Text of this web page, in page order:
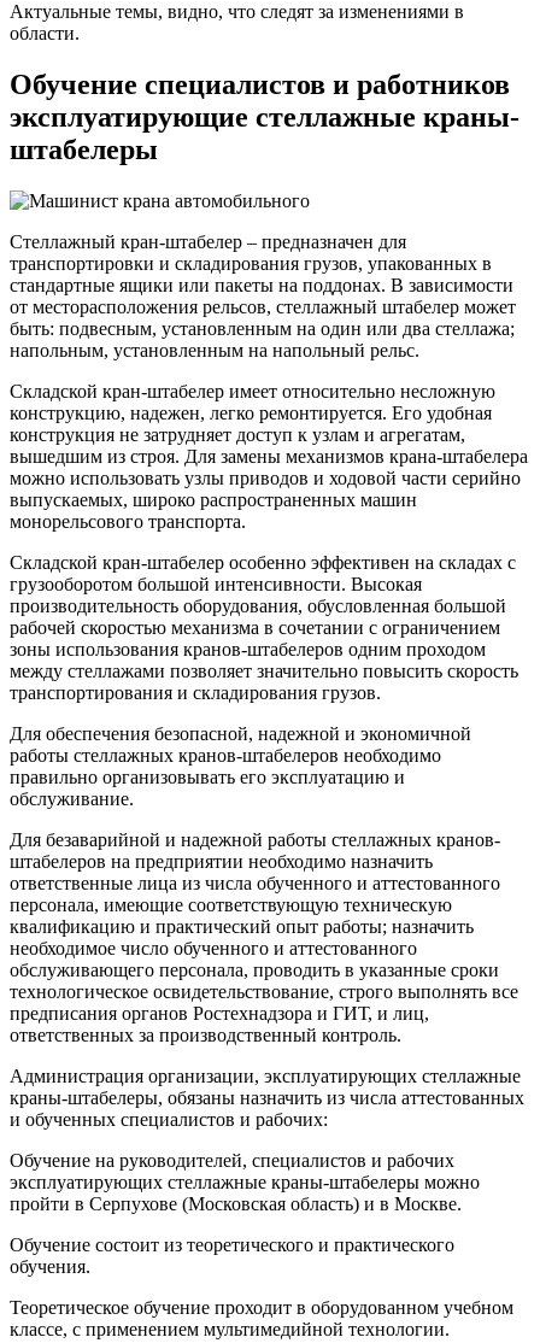
Актуальные темы, видно, что следят за изменениями в
области.
Обучение специалистов и работников
эксплуатирующие стеллажные краны-
штабелеры
Стеллажный кран-штабелер – предназначен для
транспортировки и складирования грузов, упакованных в
стандартные ящики или пакеты на поддонах. В зависимости
от месторасположения рельсов, стеллажный штабелер может
быть: подвесным, установленным на один или два стеллажа;
напольным, установленным на напольный рельс.
Складской кран-штабелер имеет относительно несложную
конструкцию, надежен, легко ремонтируется. Его удобная
конструкция не затрудняет доступ к узлам и агрегатам,
вышедшим из строя. Для замены механизмов крана-штабелера
можно использовать узлы приводов и ходовой части серийно
выпускаемых, широко распространенных машин
монорельсового транспорта.
Складской кран-штабелер особенно эффективен на складах с
грузооборотом большой интенсивности. Высокая
производительность оборудования, обусловленная большой
рабочей скоростью механизма в сочетании с ограничением
зоны использования кранов-штабелеров одним проходом
между стеллажами позволяет значительно повысить скорость
транспортирования и складирования грузов.
Для обеспечения безопасной, надежной и экономичной
работы стеллажных кранов-штабелеров необходимо
правильно организовывать его эксплуатацию и
обслуживание.
Для безаварийной и надежной работы стеллажных кранов-
штабелеров на предприятии необходимо назначить
ответственные лица из числа обученного и аттестованного
персонала, имеющие соответствующую техническую
квалификацию и практический опыт работы; назначить
необходимое число обученного и аттестованного
обслуживающего персонала, проводить в указанные сроки
технологическое освидетельствование, строго выполнять все
предписания органов Ростехнадзора и ГИТ, и лиц,
ответственных за производственный контроль.
Администрация организации, эксплуатирующих стеллажные
краны-штабелеры, обязаны назначить из числа аттестованных
и обученных специалистов и рабочих:
Обучение на руководителей, специалистов и рабочих
эксплуатирующих стеллажные краны-штабелеры можно
пройти в Серпухове (Московская область) и в Москве.
Обучение состоит из теоретического и практического
обучения.
Теоретическое обучение проходит в оборудованном учебном
классе, с применением мультимедийной технологии.